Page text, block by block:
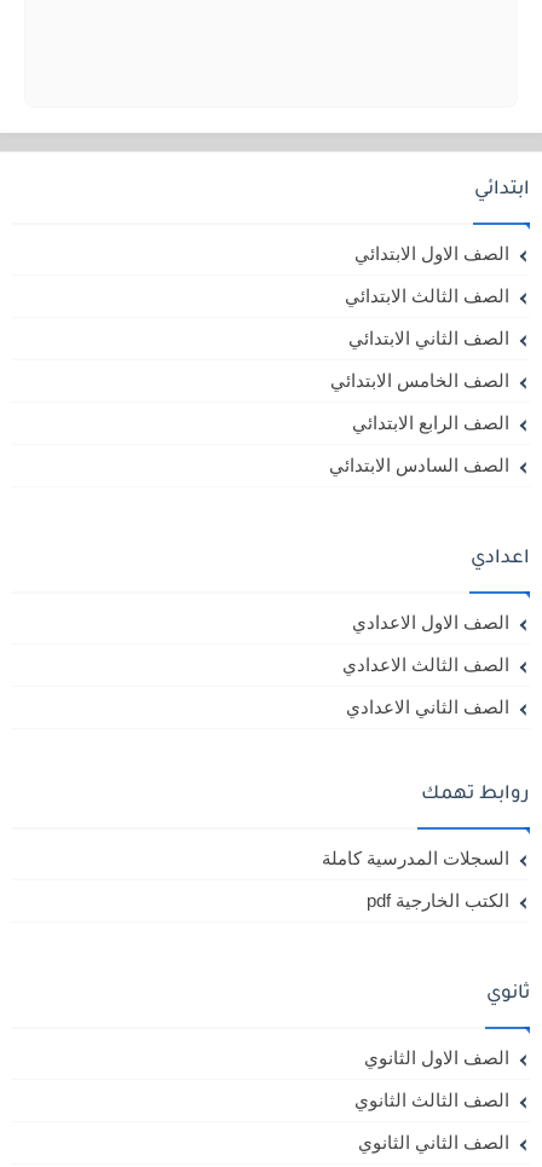
ابتدائي
الصف الاول الابتدائي
الصف الثالث الابتدائي
الصف الثاني الابتدائي
الصف الخامس الابتدائي
الصف الرابع الابتدائي
الصف السادس الابتدائي
اعدادي
الصف الاول الاعدادي
الصف الثالث الاعدادي
الصف الثاني الاعدادي
روابط تهمك
السجلات المدرسية كاملة
الكتب الخارجية pdf
ثانوي
الصف الاول الثانوي
الصف الثالث الثانوي
الصف الثاني الثانوي